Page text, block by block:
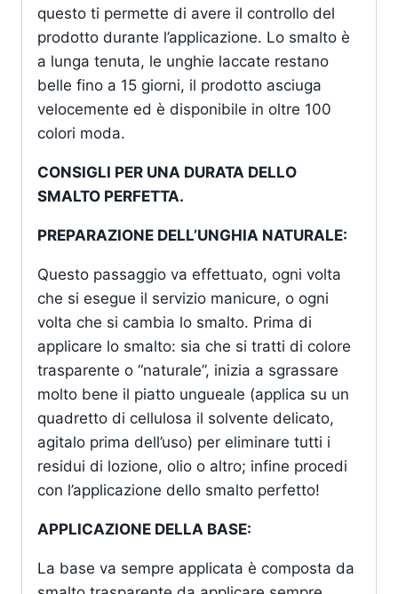
questo ti permette di avere il controllo del
prodotto durante l’applicazione. Lo smalto è
a lunga tenuta, le unghie laccate restano
belle fino a 15 giorni, il prodotto asciuga
velocemente ed è disponibile in oltre 100
colori moda.
CONSIGLI PER UNA DURATA DELLO
SMALTO PERFETTA.
PREPARAZIONE DELL’UNGHIA NATURALE:
Questo passaggio va effettuato, ogni volta
che si esegue il servizio manicure, o ogni
volta che si cambia lo smalto. Prima di
applicare lo smalto: sia che si tratti di colore
trasparente o “naturale”, inizia a sgrassare
molto bene il piatto ungueale (applica su un
quadretto di cellulosa il solvente delicato,
agitalo prima dell’uso) per eliminare tutti i
residui di lozione, olio o altro; infine procedi
con l’applicazione dello smalto perfetto!
APPLICAZIONE DELLA BASE:
La base va sempre applicata è composta da